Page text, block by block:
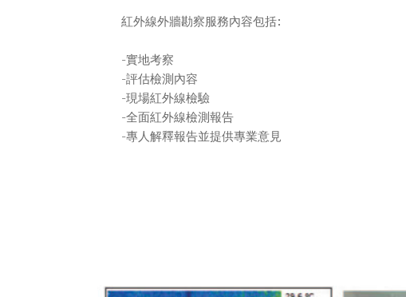
紅外線外牆勘察服務內容包括:
-實地考察
-評估檢測內容
-現場紅外線檢驗
-全面紅外線檢測報告
-專人解釋報告並提供專業意見